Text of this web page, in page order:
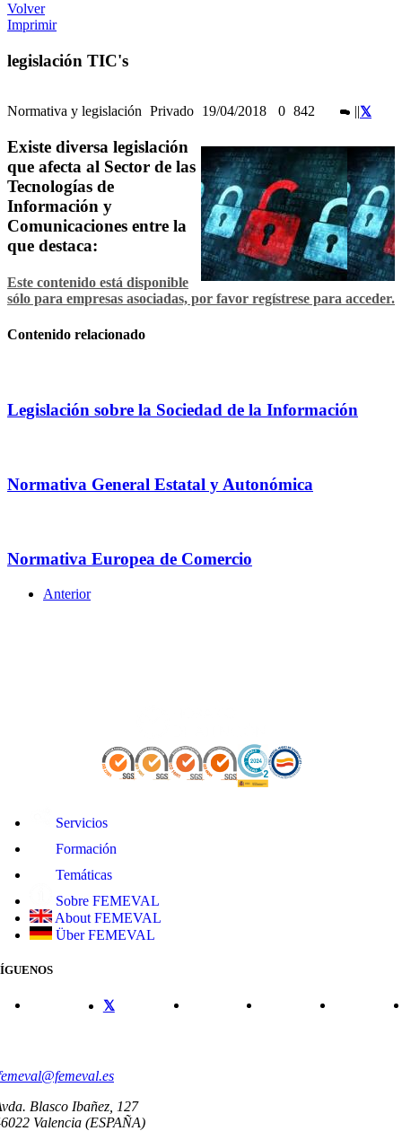
Volver
Imprimir
legislación TIC's
Normativa y legislación Privado 19/04/2018 0 842 ||
Existe diversa legislación
que afecta al Sector de las
Tecnologías de
Información y
Comunicaciones entre la
que destaca:
Este contenido está disponible
sólo para empresas asociadas, por favor regístrese para acceder.
Contenido relacionado
Legislación sobre la Sociedad de la Información
Normativa General Estatal y Autonómica
Normativa Europea de Comercio
Anterior
Servicios
Formación
Temáticas
Sobre FEMEVAL
About FEMEVAL
Über FEMEVAL
Blasco Ibañez, 127
Valencia (ESPAÑA)